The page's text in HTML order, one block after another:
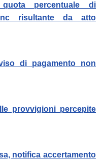
percentuale di
risultante da atto
di pagamento non
provvigioni percepite
notifica accertamento